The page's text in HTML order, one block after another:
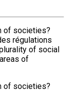
of societies?
régulations
of social
of
of societies?